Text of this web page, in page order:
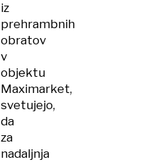
iz
prehrambnih
obratov
v
objektu
Maximarket,
svetujejo,
da
za
nadaljnja